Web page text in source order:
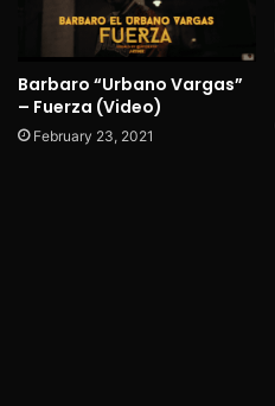
Barbaro “Urbano Vargas”
– Fuerza (Video)
February 23, 2021